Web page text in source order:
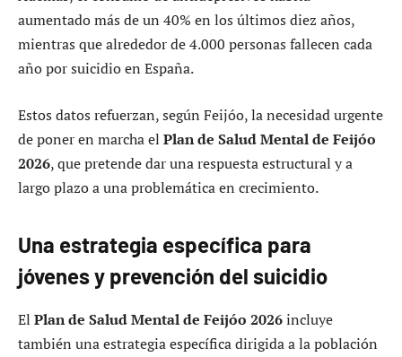
aumentado más de un 40% en los últimos diez años,
mientras que alrededor de 4.000 personas fallecen cada
año por suicidio en España.
Estos datos refuerzan, según Feijóo, la necesidad urgente
de poner en marcha el Plan de Salud Mental de Feijóo
2026, que pretende dar una respuesta estructural y a
largo plazo a una problemática en crecimiento.
Una estrategia específica para
jóvenes y prevención del suicidio
El Plan de Salud Mental de Feijóo 2026incluye
también una estrategia específica dirigida a la población